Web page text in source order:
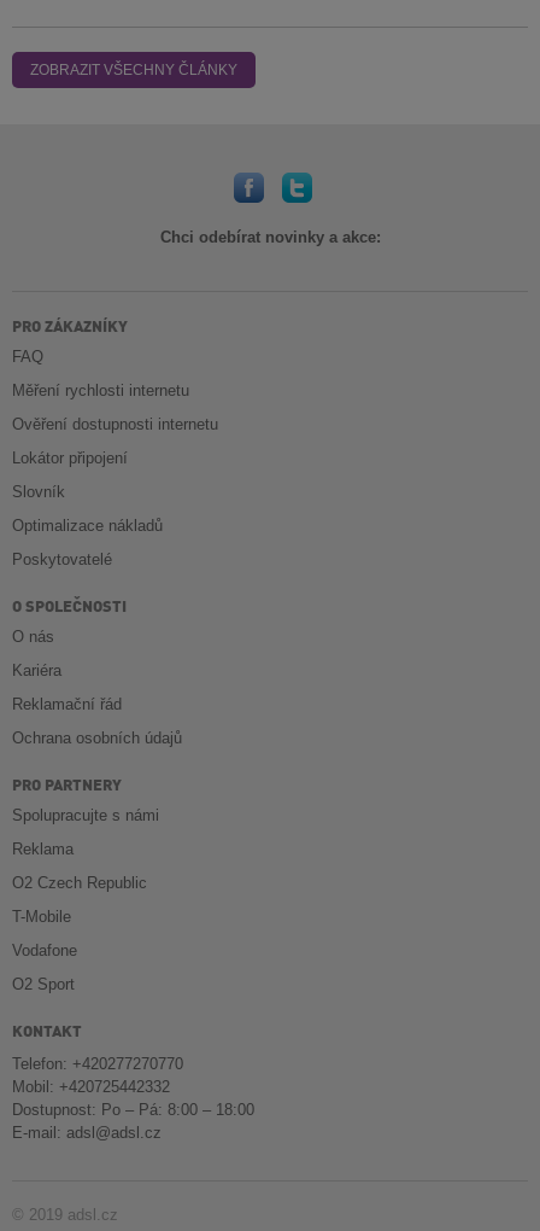
ZOBRAZIT VŠECHNY ČLÁNKY
Chci odebírat novinky a akce:
PRO ZÁKAZNÍKY
FAQ
Měření rychlosti internetu
Ověření dostupnosti internetu
Lokátor připojení
Slovník
Optimalizace nákladů
Poskytovatelé
O SPOLEČNOSTI
O nás
Kariéra
Reklamační řád
Ochrana osobních údajů
PRO PARTNERY
Spolupracujte s námi
Reklama
O2 Czech Republic
T-Mobile
Vodafone
O2 Sport
KONTAKT
Telefon: +420277270770
Mobil: +420725442332
Dostupnost: Po – Pá: 8:00 – 18:00
E-mail: adsl@adsl.cz
© 2019 adsl.cz